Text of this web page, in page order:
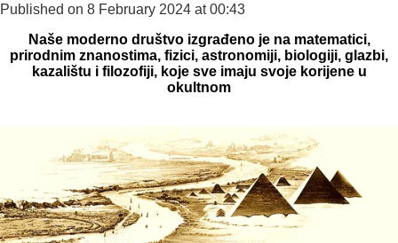
Published on 8 February 2024 at 00:43
Naše moderno društvo izgrađeno je na matematici,
prirodnim znanostima, fizici, astronomiji, biologiji, glazbi,
kazalištu i filozofiji, koje sve imaju svoje korijene u
okultnom